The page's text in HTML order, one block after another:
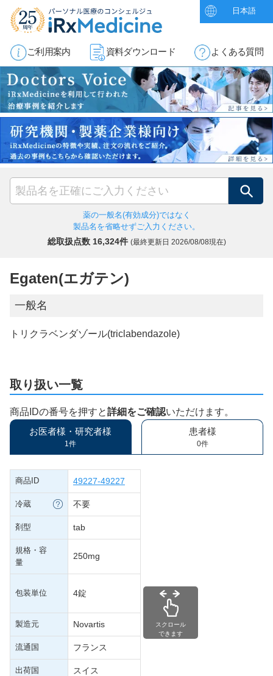
日本語
ご利用案内 資料ダウンロード よくある質問
検索
薬の一般名(有効成分)ではなく
製品名を省略せずご入力ください。
総取扱点数 16,324件 (最終更新日 2026/08/08現在)
Egaten(エガテン)
一般名
トリクラベンダゾール(triclabendazole)
取り扱い一覧
商品IDの番号を押すと詳細をご確認いただけます。
お医者様・研究者様
1件
患者様
0件
商品ID 49227-49227
冷蔵 不要
剤型 tab
規格・容
量
250mg
包装単位 4錠
製造元 Novartis
流通国 フランス
出荷国 スイス
スクロール
できます